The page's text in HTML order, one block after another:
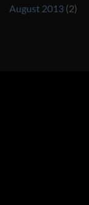
August 2013 (2)